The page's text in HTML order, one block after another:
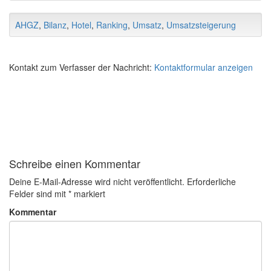
AHGZ, Bilanz, Hotel, Ranking, Umsatz, Umsatzsteigerung
Kontakt zum Verfasser der Nachricht: Kontaktformular anzeigen
Schreibe einen Kommentar
Deine E-Mail-Adresse wird nicht veröffentlicht. Erforderliche
Felder sind mit * markiert
Kommentar